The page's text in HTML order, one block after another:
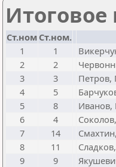
Итоговое
Ст.ном Ст.ном.
1
1
2
2
3
3 Петров,
4
5
5
8
6
4
7
14
8
11
9
9